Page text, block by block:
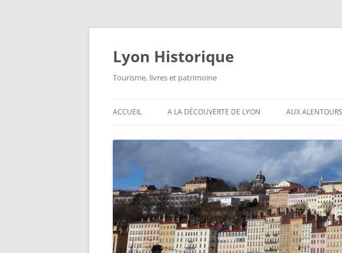
Aller
Lyon Historique
Tourisme, livres et patrimoine
ACCUEIL A LA DÉCOUVERTE DE LYON AUX